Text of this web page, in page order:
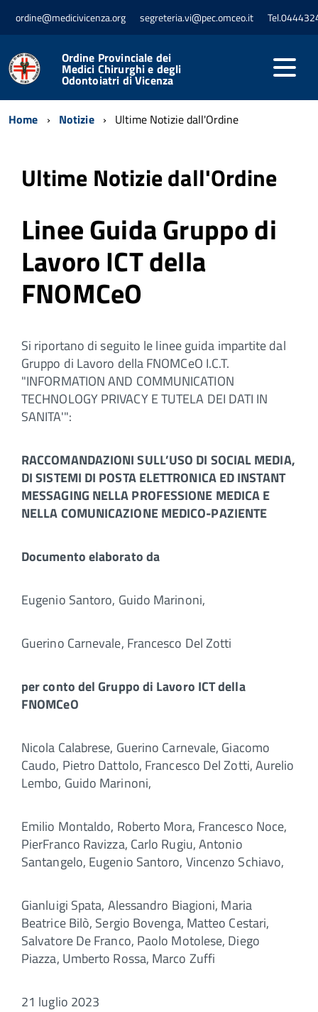
ordine@medicivicenza.org segreteria.vi@pec.omceo.it
Ordine Provinciale dei
Medici Chirurghi e degli
Odontoiatri di Vicenza
Home Notizie Ultime Notizie dall'Ordine
Ultime Notizie dall'Ordine
Linee Guida Gruppo di
Lavoro ICT della
FNOMCeO
Si riportano di seguito le linee guida impartite dal
Gruppo di Lavoro della FNOMCeO I.C.T.
"INFORMATION AND COMMUNICATION
TECHNOLOGY PRIVACY E TUTELA DEI DATI IN
SANITA'":
RACCOMANDAZIONI SULL’USO DI SOCIAL MEDIA,
DI SISTEMI DI POSTA ELETTRONICA ED INSTANT
MESSAGING NELLA PROFESSIONE MEDICA E
NELLA COMUNICAZIONE MEDICO-PAZIENTE
Documento elaborato da
Eugenio Santoro, Guido Marinoni,
Guerino Carnevale, Francesco Del Zotti
per conto del Gruppo di Lavoro ICT della
FNOMCeO
Nicola Calabrese, Guerino Carnevale, Giacomo
Caudo, Pietro Dattolo, Francesco Del Zotti, Aurelio
Lembo, Guido Marinoni,
Emilio Montaldo, Roberto Mora, Francesco Noce,
PierFranco Ravizza, Carlo Rugiu, Antonio
Santangelo, Eugenio Santoro, Vincenzo Schiavo,
Gianluigi Spata, Alessandro Biagioni, Maria
Beatrice Bilò, Sergio Bovenga, Matteo Cestari,
Salvatore De Franco, Paolo Motolese, Diego
Piazza, Umberto Rossa, Marco Zuffi
21 luglio 2023